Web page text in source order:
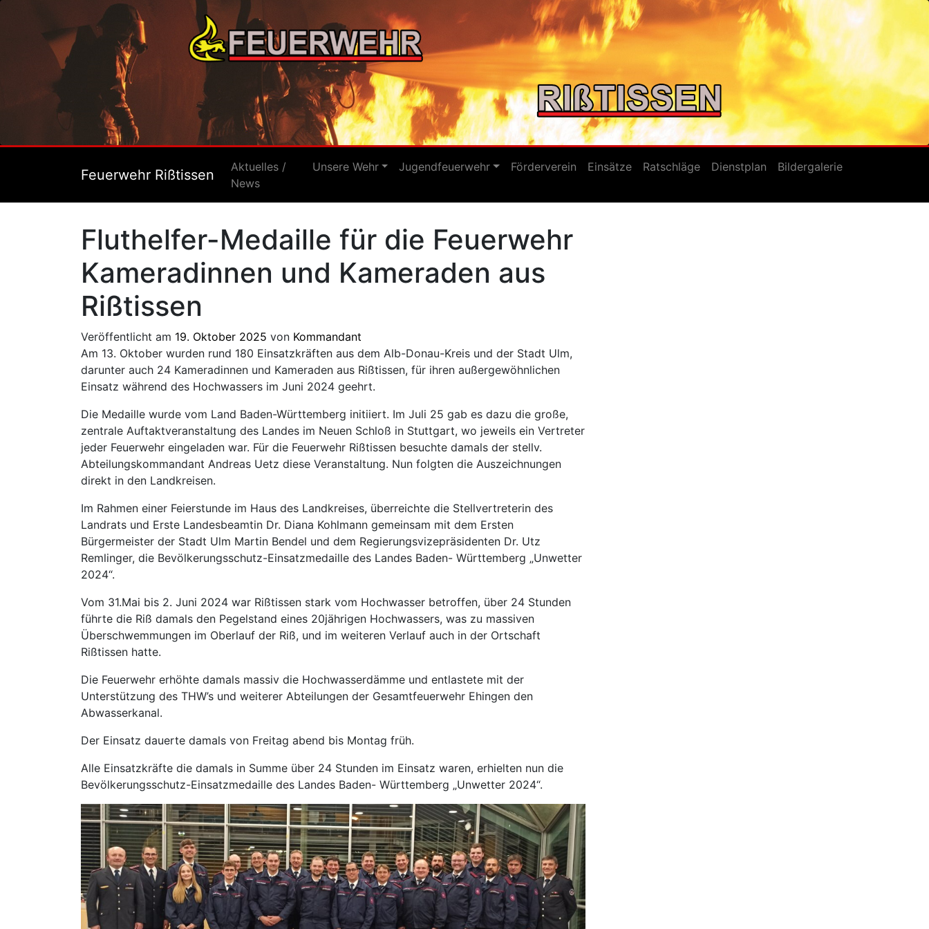
Feuerwehr Rißtissen
Aktuelles /
News
Unsere Wehr Jugendfeuerwehr Förderverein Einsätze Ratschläge Dienstplan Bildergalerie
Fluthelfer-Medaille für die Feuerwehr
Kameradinnen und Kameraden aus
Rißtissen
Veröffentlicht am 19. Oktober 2025 von Kommandant
Am 13. Oktober wurden rund 180 Einsatzkräften aus dem Alb-Donau-Kreis und der Stadt Ulm,
darunter auch 24 Kameradinnen und Kameraden aus Rißtissen, für ihren außergewöhnlichen
Einsatz während des Hochwassers im Juni 2024 geehrt.
Die Medaille wurde vom Land Baden-Württemberg initiiert. Im Juli 25 gab es dazu die große,
zentrale Auftaktveranstaltung des Landes im Neuen Schloß in Stuttgart, wo jeweils ein Vertreter
jeder Feuerwehr eingeladen war. Für die Feuerwehr Rißtissen besuchte damals der stellv.
Abteilungskommandant Andreas Uetz diese Veranstaltung. Nun folgten die Auszeichnungen
direkt in den Landkreisen.
Im Rahmen einer Feierstunde im Haus des Landkreises, überreichte die Stellvertreterin des
Landrats und Erste Landesbeamtin Dr. Diana Kohlmann gemeinsam mit dem Ersten
Bürgermeister der Stadt Ulm Martin Bendel und dem Regierungsvizepräsidenten Dr. Utz
Remlinger, die Bevölkerungsschutz-Einsatzmedaille des Landes Baden- Württemberg „Unwetter
2024“.
Vom 31.Mai bis 2. Juni 2024 war Rißtissen stark vom Hochwasser betroffen, über 24 Stunden
führte die Riß damals den Pegelstand eines 20jährigen Hochwassers, was zu massiven
Überschwemmungen im Oberlauf der Riß, und im weiteren Verlauf auch in der Ortschaft
Rißtissen hatte.
Die Feuerwehr erhöhte damals massiv die Hochwasserdämme und entlastete mit der
Unterstützung des THW’s und weiterer Abteilungen der Gesamtfeuerwehr Ehingen den
Abwasserkanal.
Der Einsatz dauerte damals von Freitag abend bis Montag früh.
Alle Einsatzkräfte die damals in Summe über 24 Stunden im Einsatz waren, erhielten nun die
Bevölkerungsschutz-Einsatzmedaille des Landes Baden- Württemberg „Unwetter 2024“.